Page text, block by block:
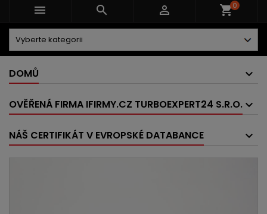
   shopping_cart0
DOMŮ
OVĚŘENÁ FIRMA IFIRMY.CZ TURBOEXPERT24 S.R.O.
NÁŠ CERTIFIKÁT V EVROPSKÉ DATABANCE